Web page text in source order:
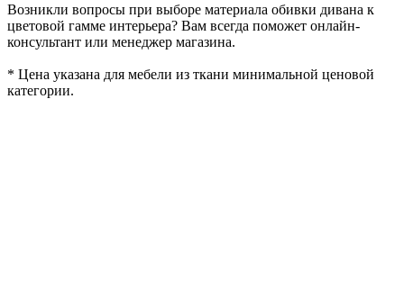
Возникли вопросы при выборе материала обивки дивана к
цветовой гамме интерьера? Вам всегда поможет онлайн-
консультант или менеджер магазина.
* Цена указана для мебели из ткани минимальной ценовой
категории.